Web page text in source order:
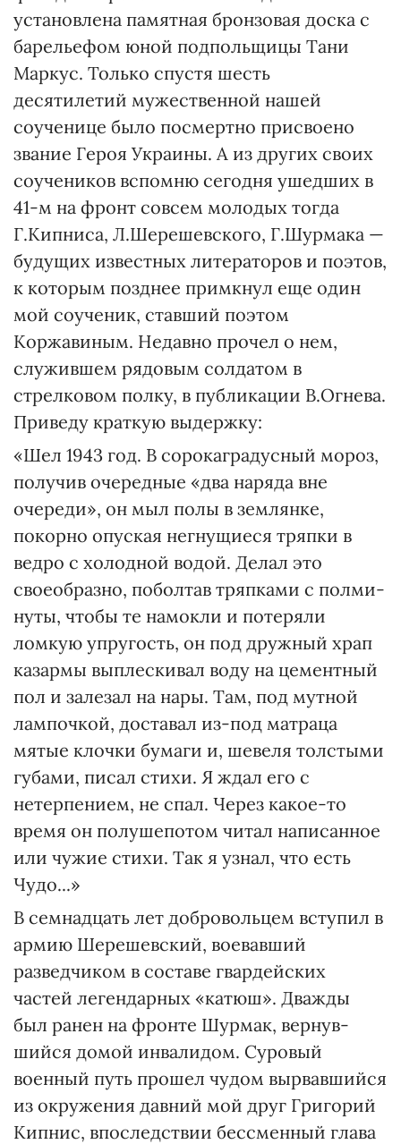
установлена памятная бронзовая доска с
барельефом юной под­польщицы Тани
Маркус. Толь­ко спустя шесть
десятилетий мужественной нашей
соученице было посмертно присвоено
звание Героя Украины. А из других своих
соучеников вспомню сегодня ушедших в
41-м на фронт совсем молодых тогда
Г.Кипниса, Л.Ше­решевского, Г.Шурмака —
будущих известных литераторов и поэтов,
к которым позднее примк­нул еще один
мой соученик, ставший поэтом
Коржавиным. Недавно прочел о нем,
служившем рядовым солдатом в
стрелковом полку, в публикации В.Ог­нева.
Приведу краткую выдержку:
«Шел 1943 год. В сорокаградусный мороз,
получив очередные «два наряда вне
очереди», он мыл полы в землянке,
покорно опуская негнущиеся тряпки в
вед­ро с холодной водой. Делал это
своеобразно, поболтав тряпками с полми­
нуты, чтобы те намокли и потеряли
ломкую упругость, он под дружный храп
казармы выплескивал воду на цементный
пол и залезал на нары. Там, под мут­ной
лампочкой, доставал из-под матраца
мятые клочки бумаги и, шевеля толстыми
губами, писал стихи. Я ждал его с
нетерпением, не спал. Через какое-то
время он полушепотом читал написанное
или чужие сти­хи. Так я узнал, что есть
Чудо...»
В семнадцать лет добровольцем вступил в
армию Шерешевс­кий, воевавший
разведчиком в составе гвардейских
частей легендарных «катюш». Дважды
был ранен на фронте Шурмак, вер­нув­
шийся домой инвалидом. Суро­вый
военный путь прошел чудом вырвавшийся
из окружения давний мой друг Григорий
Кипнис, впоследст­вии бессмен­ный глава